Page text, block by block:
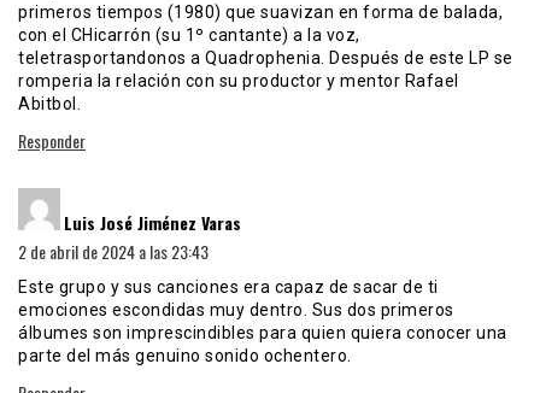
primeros tiempos (1980) que suavizan en forma de balada,
con el CHicarrón (su 1º cantante) a la voz,
teletrasportandonos a Quadrophenia. Después de este LP se
romperia la relación con su productor y mentor Rafael
Abitbol.
Responder
Luis José Jiménez Varas
2 de abril de 2024 a las 23:43
Este grupo y sus canciones era capaz de sacar de ti
emociones escondidas muy dentro. Sus dos primeros
álbumes son imprescindibles para quien quiera conocer una
parte del más genuino sonido ochentero.